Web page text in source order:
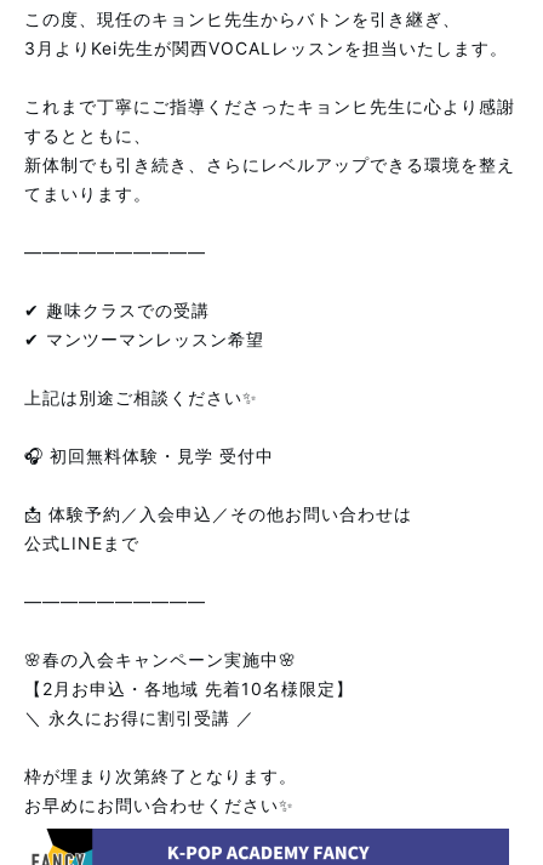
この度、現任のキョンヒ先生からバトンを引き継ぎ、
3月よりKei先生が関西VOCALレッスンを担当いたします。
これまで丁寧にご指導くださったキョンヒ先生に心より感謝
するとともに、
新体制でも引き続き、さらにレベルアップできる環境を整え
てまいります。
――――――――――
✔ 趣味クラスでの受講
✔ マンツーマンレッスン希望
上記は別途ご相談ください✨
🎧 初回無料体験・見学 受付中
📩 体験予約／入会申込／その他お問い合わせは
公式LINEまで
――――――――――
🌸春の入会キャンペーン実施中🌸
【2月お申込・各地域 先着10名様限定】
＼ 永久にお得に割引受講 ／
枠が埋まり次第終了となります。
お早めにお問い合わせください✨